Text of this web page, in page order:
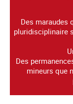
Des maraudes
pluridisciplinaire
Des
mineurs que